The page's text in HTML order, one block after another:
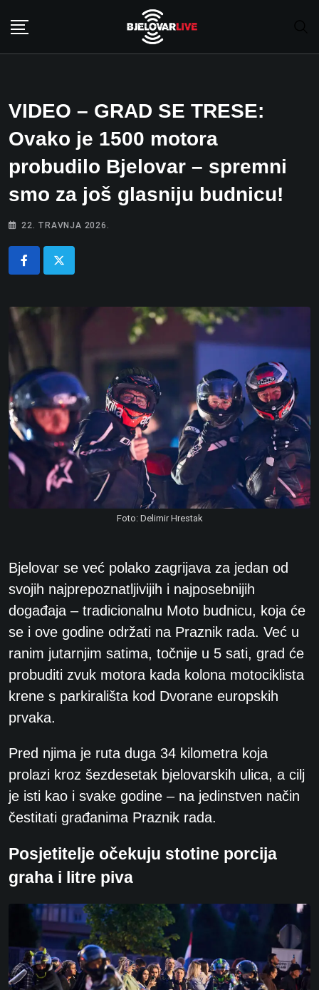
VIDEO – GRAD SE TRESE:
Ovako je 1500 motora
probudilo Bjelovar – spremni
smo za još glasniju budnicu!
22. TRAVNJA 2026.
Foto: Delimir Hrestak
Bjelovar se već polako zagrijava za jedan od
svojih najprepoznatljivijih i najposebnijih
događaja – tradicionalnu Moto budnicu, koja će
se i ove godine održati na Praznik rada. Već u
ranim jutarnjim satima, točnije u 5 sati, grad će
probuditi zvuk motora kada kolona motociklista
krene s parkirališta kod Dvorane europskih
prvaka.
Pred njima je ruta duga 34 kilometra koja
prolazi kroz šezdesetak bjelovarskih ulica, a cilj
je isti kao i svake godine – na jedinstven način
čestitati građanima Praznik rada.
Posjetitelje očekuju stotine porcija
graha i litre piva